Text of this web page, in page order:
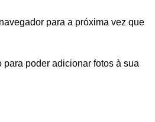
para a próxima vez que
para poder adicionar fotos à sua